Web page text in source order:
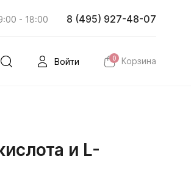
- 18:00 8 (495) 927-48-07
Войти 0 Корзина
и L-